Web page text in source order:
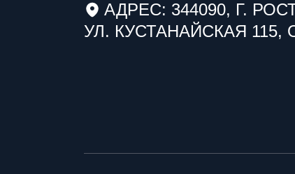
АДРЕС: 344090, Г.
УЛ. КУСТАНАЙСКАЯ 115,